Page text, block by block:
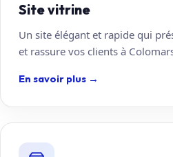
Site vitrine
Un site élégant et rapide qui
et rassure vos clients à
En savoir plus →